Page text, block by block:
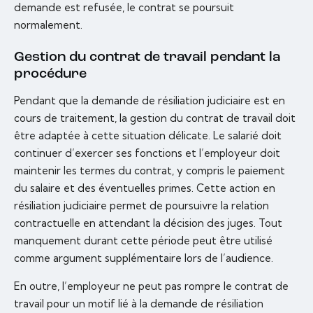
demande est refusée, le contrat se poursuit
normalement.
Gestion du contrat de travail pendant la
procédure
Pendant que la demande de résiliation judiciaire est en
cours de traitement, la gestion du contrat de travail doit
être adaptée à cette situation délicate. Le salarié doit
continuer d’exercer ses fonctions et l’employeur doit
maintenir les termes du contrat, y compris le paiement
du salaire et des éventuelles primes. Cette action en
résiliation judiciaire permet de poursuivre la relation
contractuelle en attendant la décision des juges. Tout
manquement durant cette période peut être utilisé
comme argument supplémentaire lors de l’audience.
En outre, l’employeur ne peut pas rompre le contrat de
travail pour un motif lié à la demande de résiliation